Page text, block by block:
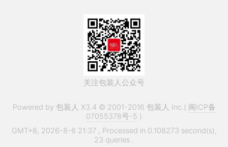
关注包装人公众号
Powered by 包装人 X3.4 © 2001-2016 包装人 Inc.( 闽ICP备
07055378号-5 )
GMT+8, 2026-8-6 21:37 , Processed in 0.108273 second(s),
23 queries .